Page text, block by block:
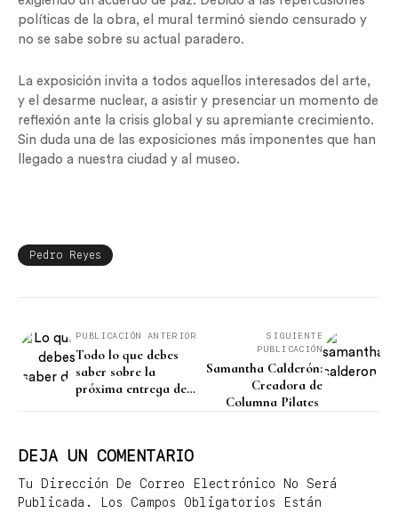
políticas de la obra, el mural terminó siendo censurado y
no se sabe sobre su actual paradero.
La exposición invita a todos aquellos interesados del arte,
y el desarme nuclear, a asistir y presenciar un momento de
reflexión ante la crisis global y su apremiante crecimiento.
Sin duda una de las exposiciones más imponentes que han
llegado a nuestra ciudad y al museo.
Pedro Reyes
PUBLICACIÓN ANTERIOR
Todo lo que debes
saber sobre la
próxima entrega de
SIGUIENTE
PUBLICACIÓN
Samantha Calderón:
Creadora de
Columna Pilates
DEJA UN COMENTARIO
Tu Dirección De Correo Electrónico No Será
Publicada.
Los Campos Obligatorios Están